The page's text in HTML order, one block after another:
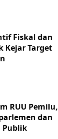
Fiskal dan
Kejar Target
RUU Pemilu,
dan
Publik